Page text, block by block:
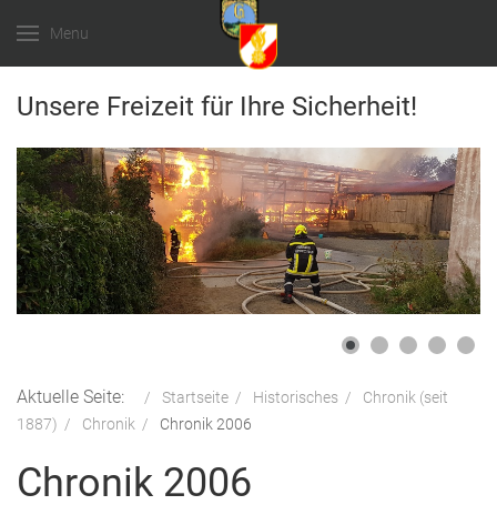
Menu
Unsere Freizeit für Ihre Sicherheit!
Aktuelle Seite: Startseite Historisches
Chronik (seit
1887)
Chronik Chronik 2006
Chronik 2006